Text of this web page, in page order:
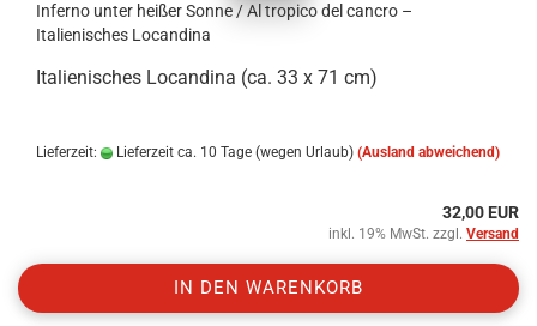
Inferno unter heißer Sonne / Al tropico del cancro –
Italienisches Locandina
Italienisches Locandina (ca. 33 x 71 cm)
Lieferzeit: Lieferzeit ca. 10 Tage (wegen Urlaub) (Ausland abweichend)
32,00 EUR
inkl. 19% MwSt. zzgl. Versand
IN DEN WARENKORB